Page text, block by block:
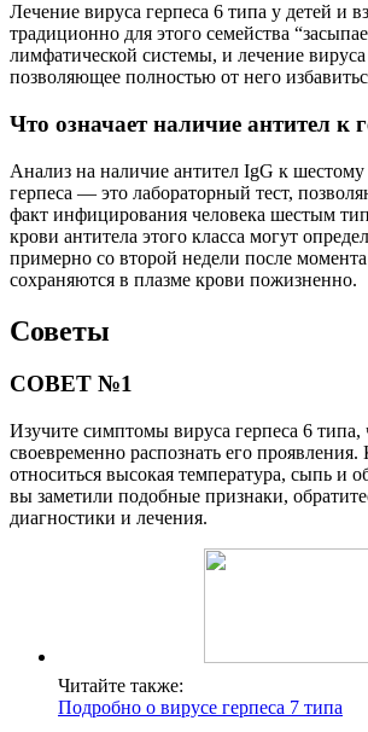
Лечение вируса герпеса 6 типа у детей и
традиционно для этого семейства
лимфатической системы, и лечение вируса
позволяющее полностью от него
Что означает наличие антител к
Анализ на наличие антител IgG к шестому
герпеса — это лабораторный тест,
факт инфицирования человека шестым
крови антитела этого класса могут
примерно со второй недели после
сохраняются в плазме крови пожизненно.
Советы
СОВЕТ №1
Изучите симптомы вируса герпеса 6 типа,
своевременно распознать его
относиться высокая температура, сыпь и
вы заметили подобные признаки,
диагностики и лечения.
Читайте также:
Подробно о вирусе герпеса 7 типа